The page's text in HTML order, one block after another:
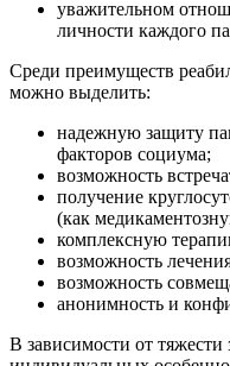
уважительном
личности каждого
Среди преимуществ
можно выделить:
надежную защиту
факторов социума;
возможность
получение
(как
комплексную
возможность
возможность
анонимность и
В зависимости от тяжести